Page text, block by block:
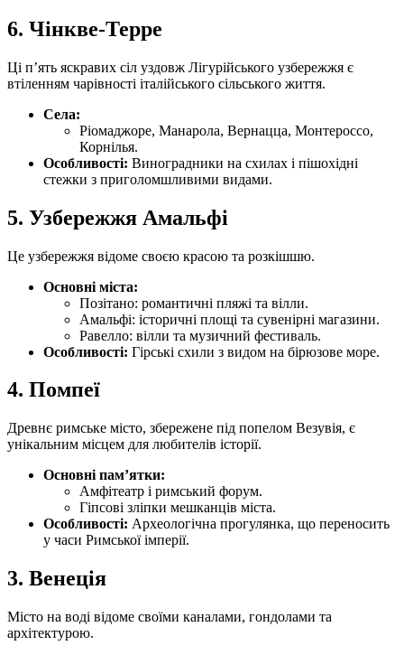
6. Чінкве-Терре
Ці п’ять яскравих сіл уздовж Лігурійського узбережжя є
втіленням чарівності італійського сільського життя.
Села:
Ріомаджоре, Манарола, Вернацца, Монтероссо,
Корнілья.
Особливості: Виноградники на схилах і пішохідні
стежки з приголомшливими видами.
5. Узбережжя Амальфі
Це узбережжя відоме своєю красою та розкішшю.
Основні міста:
Позітано: романтичні пляжі та вілли.
Амальфі: історичні площі та сувенірні магазини.
Равелло: вілли та музичний фестиваль.
Особливості: Гірські схили з видом на бірюзове море.
4. Помпеї
Древнє римське місто, збережене під попелом Везувія, є
унікальним місцем для любителів історії.
Основні пам’ятки:
Амфітеатр і римський форум.
Гіпсові зліпки мешканців міста.
Особливості: Археологічна прогулянка, що переносить
у часи Римської імперії.
3. Венеція
Місто на воді відоме своїми каналами, гондолами та
архітектурою.